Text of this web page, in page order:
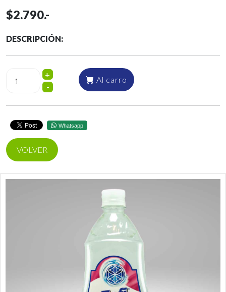
$2.790.-
DESCRIPCIÓN:
+
-
Al carro
Whatsapp
VOLVER